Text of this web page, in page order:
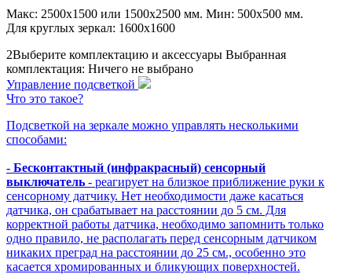
Макс: 2500х1500 или 1500x2500 мм. Мин: 500х500 мм.
Для круглых зеркал: 1600x1600
2Выберите комплектацию и аксессуары Выбранная
комплектация: Ничего не выбрано
Управление подсветкой
Что это такое?
Подсветкой на зеркале можно управлять несколькими
способами:
- Бесконтактный (инфракрасный) сенсорный
выключатель - реагирует на близкое приближение руки к
сенсорному датчику. Нет необходимости даже касаться
датчика, он срабатывает на расстоянии до 5 см. Для
корректной работы датчика, необходимо запомнить только
одно правило, не располагать перед сенсорным датчиком
никаких преград на расстоянии до 25 см., особенно это
касается хромированных и бликующих поверхностей.